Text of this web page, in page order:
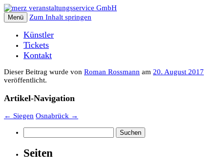
Menü Zum Inhalt springen
Künstler
Tickets
Kontakt
Dieser Beitrag wurde von Roman Rossmann am 20. August 2017
veröffentlicht.
Artikel-Navigation
← Siegen Osnabrück →
nach:
Seiten